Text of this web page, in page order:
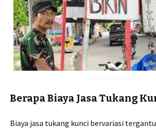
Berapa Biaya Jasa Tukang
Biaya jasa tukang kunci bervariasi